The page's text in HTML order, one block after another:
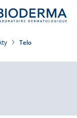
Telo